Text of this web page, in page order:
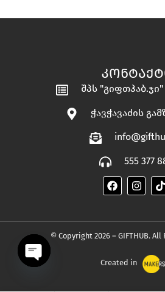
შპს "გიფთჰაბ.ჯი"
ჭავჭავაძის
555 377
© Copyright 2026 – GIFTHUB.
Created in